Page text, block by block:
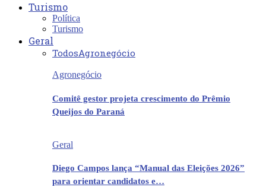
Turismo
Política
Turismo
Geral
TodosAgronegócio
Agronegócio
Comitê gestor projeta crescimento do Prêmio
Queijos do Paraná
Geral
Diego Campos lança “Manual das Eleições 2026”
para orientar candidatos e…